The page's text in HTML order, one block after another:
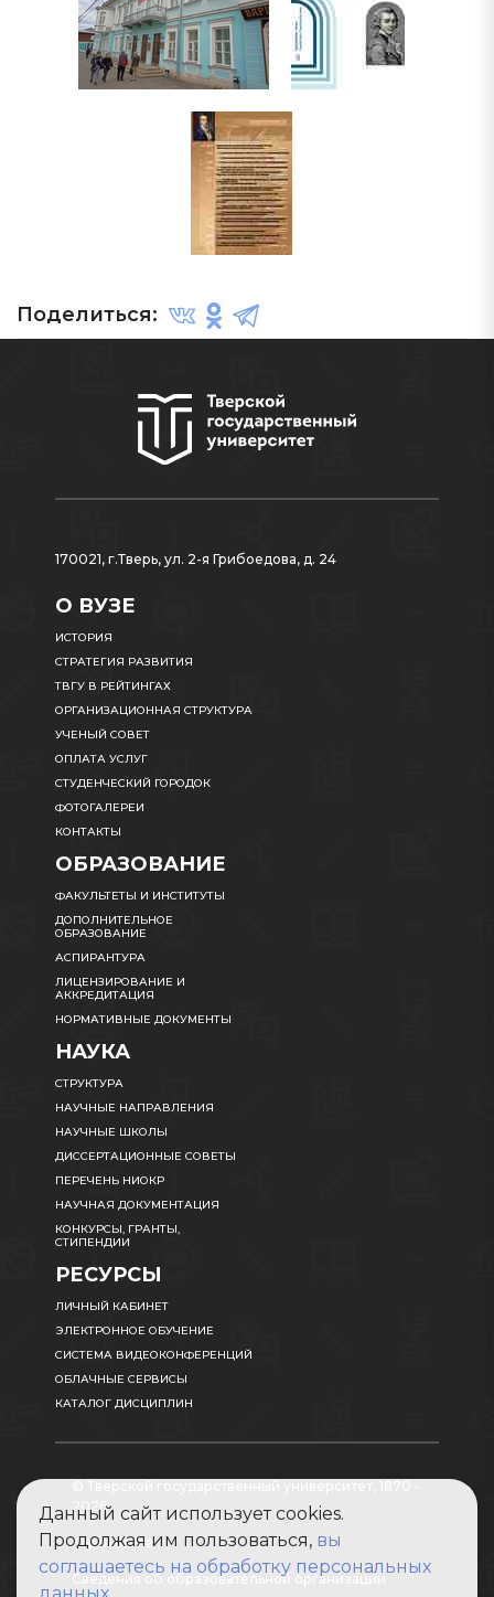
Поделиться:
170021, г.Тверь, ул. 2-я Грибоедова, д. 24
О ВУЗЕ
ИСТОРИЯ
СТРАТЕГИЯ РАЗВИТИЯ
ТВГУ В РЕЙТИНГАХ
ОРГАНИЗАЦИОННАЯ СТРУКТУРА
УЧЕНЫЙ СОВЕТ
ОПЛАТА УСЛУГ
СТУДЕНЧЕСКИЙ ГОРОДОК
ФОТОГАЛЕРЕИ
КОНТАКТЫ
ОБРАЗОВАНИЕ
ФАКУЛЬТЕТЫ И ИНСТИТУТЫ
ДОПОЛНИТЕЛЬНОЕ
ОБРАЗОВАНИЕ
АСПИРАНТУРА
ЛИЦЕНЗИРОВАНИЕ И
АККРЕДИТАЦИЯ
НОРМАТИВНЫЕ ДОКУМЕНТЫ
НАУКА
СТРУКТУРА
НАУЧНЫЕ НАПРАВЛЕНИЯ
НАУЧНЫЕ ШКОЛЫ
ДИССЕРТАЦИОННЫЕ СОВЕТЫ
ПЕРЕЧЕНЬ НИОКР
НАУЧНАЯ ДОКУМЕНТАЦИЯ
КОНКУРСЫ, ГРАНТЫ,
СТИПЕНДИИ
РЕСУРСЫ
ЛИЧНЫЙ КАБИНЕТ
ЭЛЕКТРОННОЕ ОБУЧЕНИЕ
СИСТЕМА ВИДЕОКОНФЕРЕНЦИЙ
ОБЛАЧНЫЕ СЕРВИСЫ
КАТАЛОГ ДИСЦИПЛИН
2026
Карта сайта
Сведения об образовательной организации
Данный сайт использует cookies.
Продолжая им пользоваться, вы
соглашаетесь на обработку персональных